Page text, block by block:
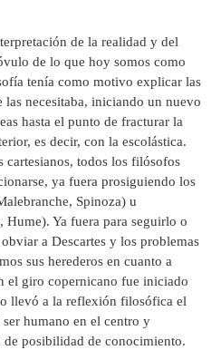
de la realidad y del
de lo que hoy somos como
tenía como motivo explicar las
necesitaba, iniciando un nuevo
hasta el punto de fracturar la
es decir, con la escolástica.
cartesianos, todos los filósofos
ya fuera prosiguiendo los
Spinoza) u
Ya fuera para seguirlo o
a Descartes y los problemas
sus herederos en cuanto a
el giro copernicano fue iniciado
llevó a la reflexión filosófica el
humano en el centro y
posibilidad de conocimiento.